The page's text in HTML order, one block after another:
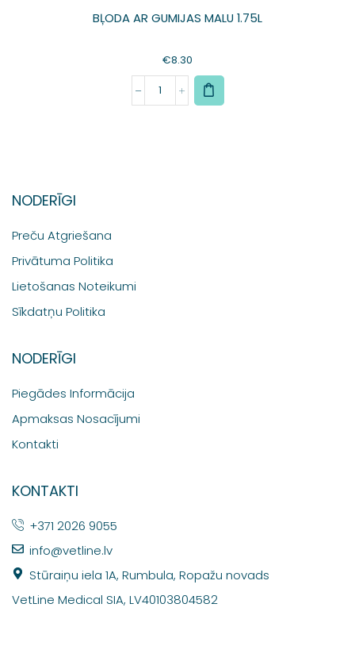
BĻODA AR GUMIJAS MALU 1.75L
€8.30
NODERĪGI
Preču Atgriešana
Privātuma Politika
Lietošanas Noteikumi
Sīkdatņu Politika
NODERĪGI
Piegādes Informācija
Apmaksas Nosacījumi
Kontakti
KONTAKTI
+371 2026 9055
info@vetline.lv
Stūraiņu iela 1A, Rumbula, Ropažu novads
VetLine Medical SIA, LV40103804582